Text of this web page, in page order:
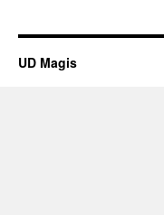
UD Magis